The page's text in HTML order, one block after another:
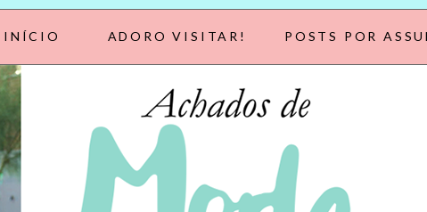
INÍCIO ADORO VISITAR! POSTS POR